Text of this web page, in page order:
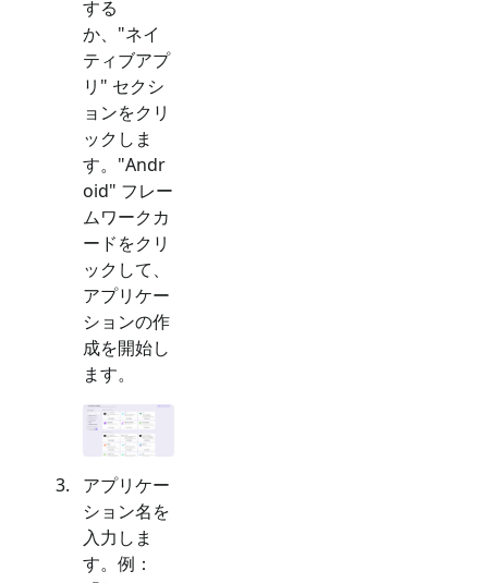
する
か、"ネイ
ティブアプ
リ " セクシ
ョンをクリ
ックしま
す。"Andr
oid" フレー
ムワークカ
ードをクリ
ックして、
アプリケー
ションの作
成を開始し
ます。
アプリケー
ション名を
入力しま
す。例：